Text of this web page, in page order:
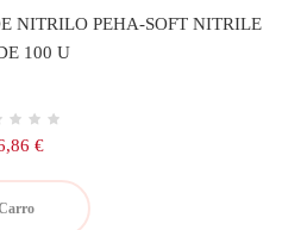
NITRILO PEHA-SOFT NITRILE
100 U
€